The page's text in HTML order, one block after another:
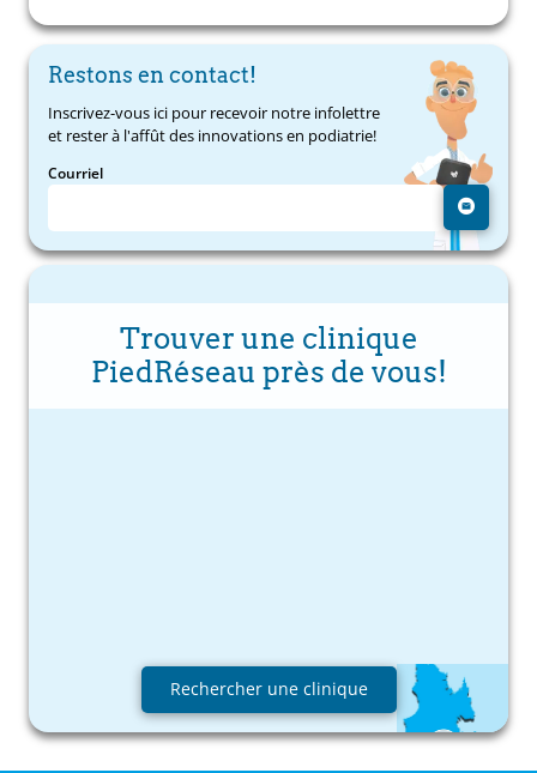
Restons en contact!
Inscrivez-vous ici pour recevoir notre infolettre
et rester à l'affût des innovations en podiatrie!
Courriel
Trouver une clinique
PiedRéseau près de vous!
Rechercher une clinique